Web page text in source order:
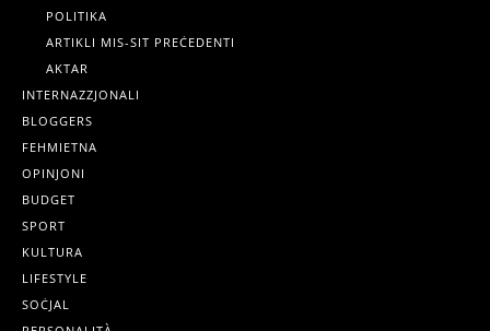
POLITIKA
ARTIKLI MIS-SIT PREĊEDENTI
AKTAR
INTERNAZZJONALI
BLOGGERS
FEHMIETNA
OPINJONI
BUDGET
SPORT
KULTURA
LIFESTYLE
SOĊJAL